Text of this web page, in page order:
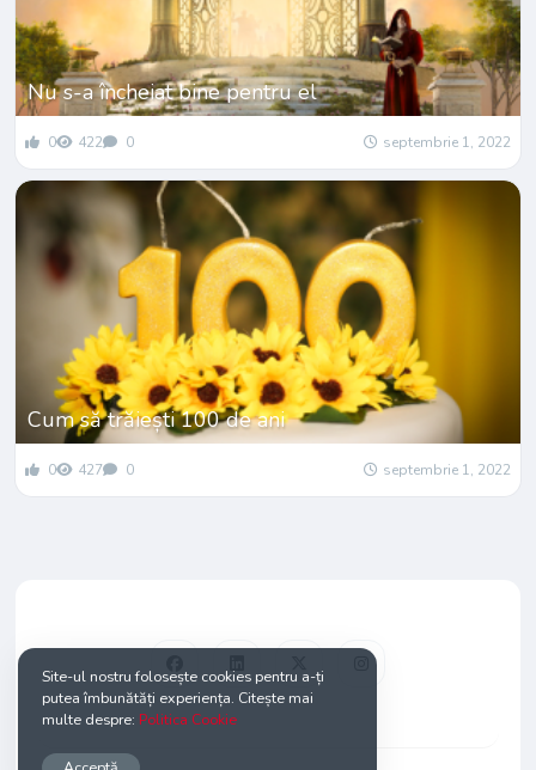
Nu s-a încheiat bine pentru el
0 422 0 septembrie 1, 2022
Cum să trăiești 100 de ani
0 427 0 septembrie 1, 2022
Site-ul nostru folosește cookies pentru a-ți
putea îmbunătăți experiența. Citește mai
multe despre: Politica Cookie